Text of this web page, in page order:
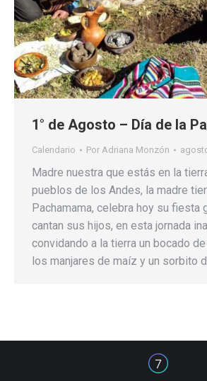
1° de Agosto – Día de la
Calendario Por Adriana Monzón
Madre nuestra que estás en la
pueblos de los Andes, la madre
Pachamama, celebra hoy su fiesta
cantan sus hijos, en esta jornada
convidando a la tierra un bocado
los manjares de maíz y un sorbito